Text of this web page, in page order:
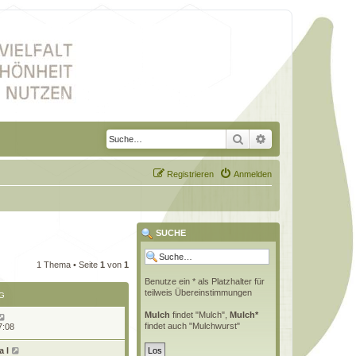
Suche Erweiterte Suche
Anmelden
Registrieren
1 Thema • Seite 1 von 1
l
SUCHE
Benutze ein * als Platzhalter für
teilweis Übereinstimmungen
Mulch findet "Mulch", Mulch*
findet auch "Mulchwurst"